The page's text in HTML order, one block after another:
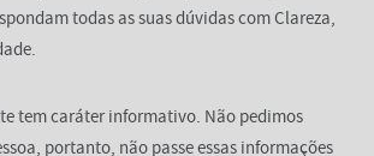
todas as suas dúvidas com Clareza,
tem caráter informativo. Não pedimos
portanto, não passe essas informações